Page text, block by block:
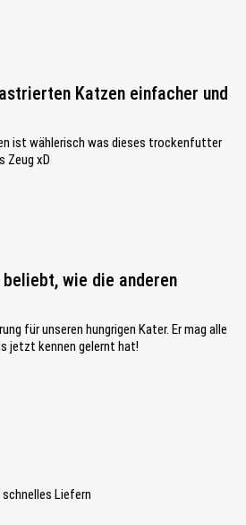
Katzen einfacher und
ist wählerisch was dieses trockenfutter
Zeug xD
beliebt, wie die anderen
für unseren hungrigen Kater. Er mag alle
jetzt kennen gelernt hat!
Liefern